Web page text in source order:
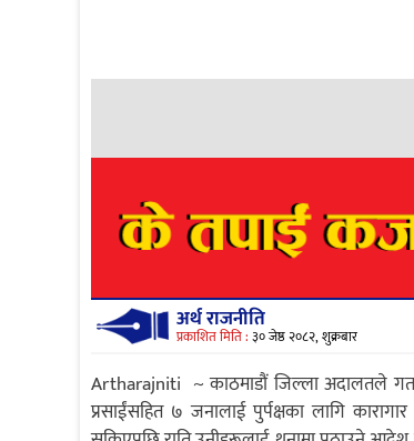
अर्थ राजनीति
प्रकाशित मिति : ३० जेष्ठ २०८२, शुक्रबार
Artharajniti ~ काठमाडौं जिल्ला अदालतले गत
प्रसाईंसहित ७ जनालाई पुर्पक्षका लागि